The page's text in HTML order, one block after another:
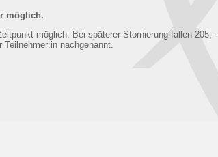
möglich.
möglich. Bei späterer Stornierung fallen 205,--
nachgenannt.